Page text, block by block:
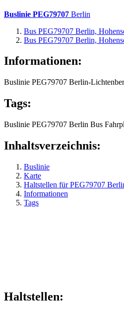
Buslinie PEG79707 Berlin
Bus PEG79707 Berlin,
Bus PEG79707 Berlin,
Informationen:
Buslinie PEG79707 Berlin-
Tags:
Buslinie PEG79707 Berlin Bus
Inhaltsverzeichnis:
Buslinie
Karte
Haltstellen für PEG79707
Informationen
Tags
Haltstellen: